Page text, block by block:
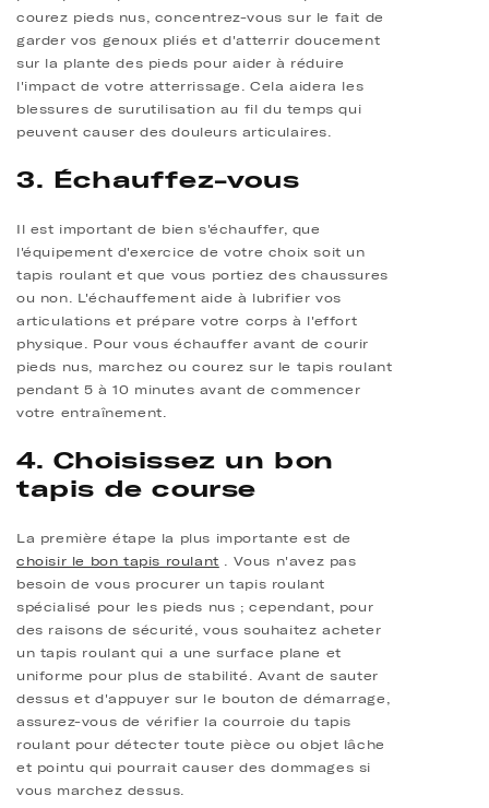
courez pieds nus, concentrez-vous sur le fait de
garder vos genoux pliés et d'atterrir doucement
sur la plante des pieds pour aider à réduire
l'impact de votre atterrissage. Cela aidera les
blessures de surutilisation au fil du temps qui
peuvent causer des douleurs articulaires.
3. Échauffez-vous
Il est important de bien s'échauffer, que
l'équipement d'exercice de votre choix soit un
tapis roulant et que vous portiez des chaussures
ou non. L'échauffement aide à lubrifier vos
articulations et prépare votre corps à l'effort
physique. Pour vous échauffer avant de courir
pieds nus, marchez ou courez sur le tapis roulant
pendant 5 à 10 minutes avant de commencer
votre entraînement.
4. Choisissez un bon
tapis de course
La première étape la plus importante est de
choisir le bon tapis roulant . Vous n'avez pas
besoin de vous procurer un tapis roulant
spécialisé pour les pieds nus ; cependant, pour
des raisons de sécurité, vous souhaitez acheter
un tapis roulant qui a une surface plane et
uniforme pour plus de stabilité. Avant de sauter
dessus et d'appuyer sur le bouton de démarrage,
assurez-vous de vérifier la courroie du tapis
roulant pour détecter toute pièce ou objet lâche
et pointu qui pourrait causer des dommages si
vous marchez dessus.